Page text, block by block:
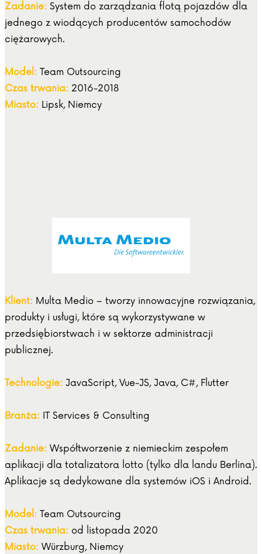
Zadanie: System do zarządzania flotą pojazdów dla
jednego z wiodących producentów samochodów
ciężarowych.
Model: Team Outsourcing
Czas trwania: 2016-2018
Miasto: Lipsk, Niemcy
Klient: Multa Medio – tworzy innowacyjne rozwiązania,
produkty i usługi, które są wykorzystywane w
przedsiębiorstwach i w sektorze administracji
publicznej.
Technologie: JavaScript, Vue-JS, Java, C#, Flutter
Branża: IT Services & Consulting
Zadanie: Współtworzenie z niemieckim zespołem
aplikacji dla totalizatora lotto (tylko dla landu Berlina).
Aplikacje są dedykowane dla systemów iOS i Android.
Model: Team Outsourcing
Czas trwania: od listopada 2020
Miasto: Würzburg, Niemcy